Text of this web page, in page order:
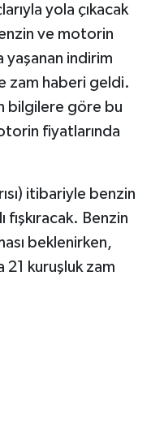
yola çıkacak
ve motorin
yaşanan indirim
zam haberi geldi.
bilgilere göre bu
fiyatlarında
itibariyle benzin
Benzin
beklenirken,
21 kuruşluk zam